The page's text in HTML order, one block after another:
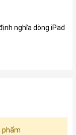
nghĩa dòng iPad
phẩm